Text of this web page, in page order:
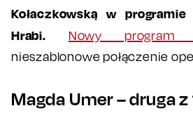
Kołaczkowską w programie
Hrabi.
Nowy program
nieszablonowe połączenie
Magda Umer – druga